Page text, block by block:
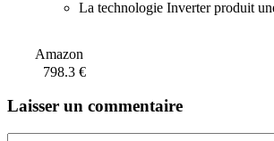
La technologie Inverter produit
Amazon
798.3 €
Laisser un commentaire